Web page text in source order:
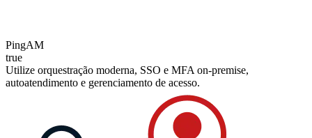
PingAM
true
Utilize orquestração moderna, SSO e MFA on-premise,
autoatendimento e gerenciamento de acesso.